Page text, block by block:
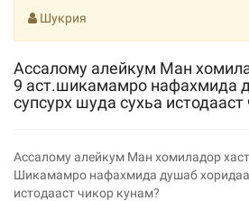
Шукрия
Ассалому алейкум Ман
9 аст.шикамамро нафахмида
супсурх шуда сухьа
Ассалому алейкум Ман хомиладор
Шикамамро нафахмида душаб
истодааст чикор кунам?